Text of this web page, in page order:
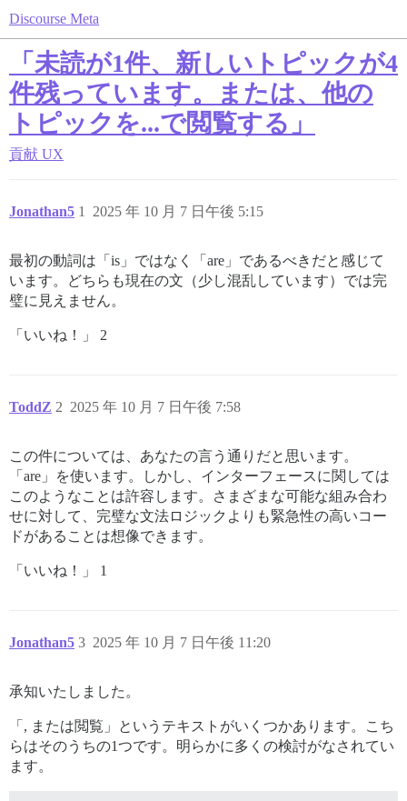
Discourse Meta
「未読が1件、新しいトピックが4
件残っています。または、他の
トピックを...で閲覧する」
貢献 UX
Jonathan5 2025 年 10 月 7 日午後 5:15
1
最初の動詞は「is」ではなく「are」であるべきだと感じて
います。どちらも現在の文（少し混乱しています）では完
璧に見えません。
「いいね！」 2
ToddZ 2025 年 10 月 7 日午後 7:58
2
この件については、あなたの言う通りだと思います。
「are」を使います。しかし、インターフェースに関しては
このようなことは許容します。さまざまな可能な組み合わ
せに対して、完璧な文法ロジックよりも緊急性の高いコー
ドがあることは想像できます。
「いいね！」 1
Jonathan5 2025 年 10 月 7 日午後 11:20
3
承知いたしました。
「, または閲覧」というテキストがいくつかあります。こち
らはそのうちの1つです。明らかに多くの検討がなされてい
ます。